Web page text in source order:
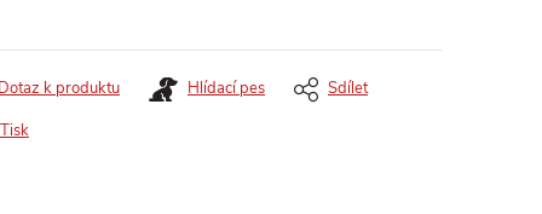
Tisk
Dotaz k produktu Hlídací pes Sdílet